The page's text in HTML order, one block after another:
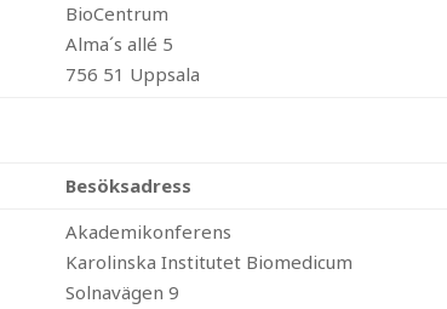
BioCentrum
Alma´s allé 5
756 51 Uppsala
Besöksadress
Akademikonferens
Karolinska Institutet Biomedicum
Solnavägen 9